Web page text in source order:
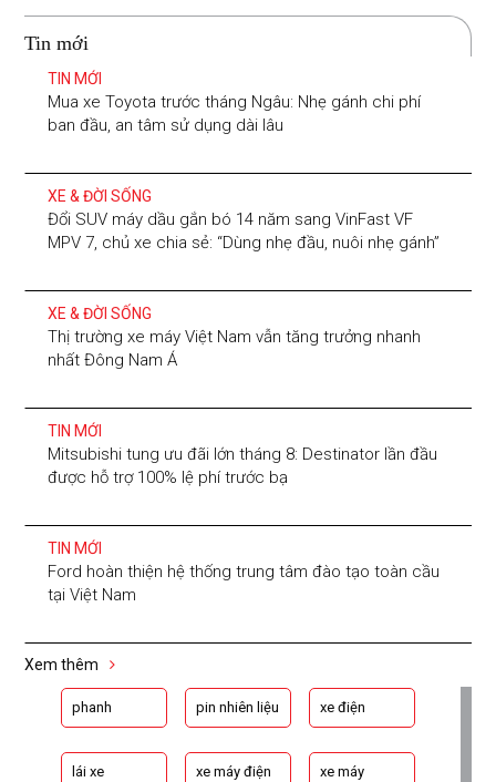
Tin mới
TIN MỚI
Mua xe Toyota trước tháng Ngâu: Nhẹ gánh chi phí
ban đầu, an tâm sử dụng dài lâu
XE & ĐỜI SỐNG
Đổi SUV máy dầu gắn bó 14 năm sang VinFast VF
MPV 7, chủ xe chia sẻ: “Dùng nhẹ đầu, nuôi nhẹ gánh”
XE & ĐỜI SỐNG
Thị trường xe máy Việt Nam vẫn tăng trưởng nhanh
nhất Đông Nam Á
TIN MỚI
Mitsubishi tung ưu đãi lớn tháng 8: Destinator lần đầu
được hỗ trợ 100% lệ phí trước bạ
TIN MỚI
Ford hoàn thiện hệ thống trung tâm đào tạo toàn cầu
tại Việt Nam
Xem thêm
phanh pin nhiên liệu xe điện
lái xe xe máy điện xe máy